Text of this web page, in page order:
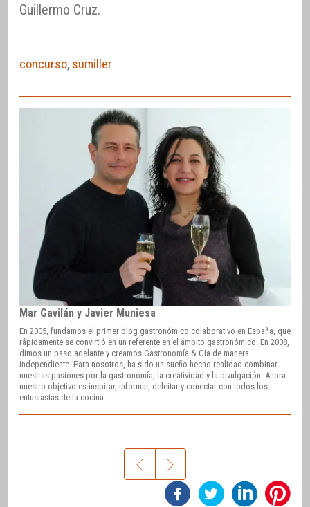
Guillermo Cruz.
concurso, sumiller
Mar Gavilán y Javier Muniesa
En 2005, fundamos el primer blog gastronómico colaborativo en España, que
rápidamente se convirtió en un referente en el ámbito gastronómico. En 2008,
dimos un paso adelante y creamos Gastronomía & Cía de manera
independiente. Para nosotros, ha sido un sueño hecho realidad combinar
nuestras pasiones por la gastronomía, la creatividad y la divulgación. Ahora
nuestro objetivo es inspirar, informar, deleitar y conectar con todos los
entusiastas de la cocina.